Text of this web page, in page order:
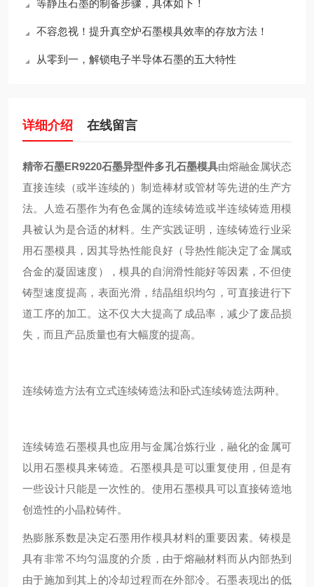
等静压石墨的制备步骤，具体如下！
不容忽视！提升真空炉石墨模具效率的存放方法！
从零到一，解锁电子半导体石墨的五大特性
详细介绍 在线留言
精帝石墨ER9220石墨异型件多孔石墨模具由熔融金属状态
直接连续（或半连续的）制造棒材或管材等先进的生产方
法。人造石墨作为有色金属的连续铸造或半连续铸造用模
具被认为是合适的材料。生产实践证明，连续铸造行业采
用石墨模具，因其导热性能良好（导热性能决定了金属或
合金的凝固速度），模具的自润滑性能好等因素，不但使
铸型速度提高，表面光滑，结晶组织均匀，可直接进行下
道工序的加工。这不仅大大提高了成品率，减少了废品损
失，而且产品质量也有大幅度的提高。
连续铸造方法有立式连续铸造法和卧式连续铸造法两种。
连续铸造石墨模具也应用与金属冶炼行业，融化的金属可
以用石墨模具来铸造。石墨模具是可以重复使用，但是有
一些设计只能是一次性的。使用石墨模具可以直接铸造地
创造性的小晶粒铸件。
热膨胀系数是决定石墨用作模具材料的重要因素。铸模是
具有非常不均匀温度的介质，由于熔融材料而从内部热到
由于施加到其上的冷却过程而在外部冷。石墨表现出的低